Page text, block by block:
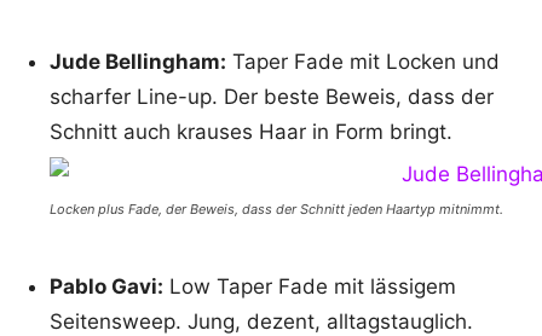
Jude Bellingham: Taper Fade mit Locken und
scharfer Line-up. Der beste Beweis, dass der
Schnitt auch krauses Haar in Form bringt.
Locken plus Fade, der Beweis, dass der Schnitt jeden Haartyp mitnimmt.
Pablo Gavi: Low Taper Fade mit lässigem
Seitensweep. Jung, dezent, alltagstauglich.